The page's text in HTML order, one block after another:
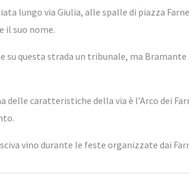
lungo via Giulia, alle spalle di piazza
il suo nome.
su questa strada un tribunale, ma
caratteristiche della via è l’Arco dei
vino durante le feste organizzate dai